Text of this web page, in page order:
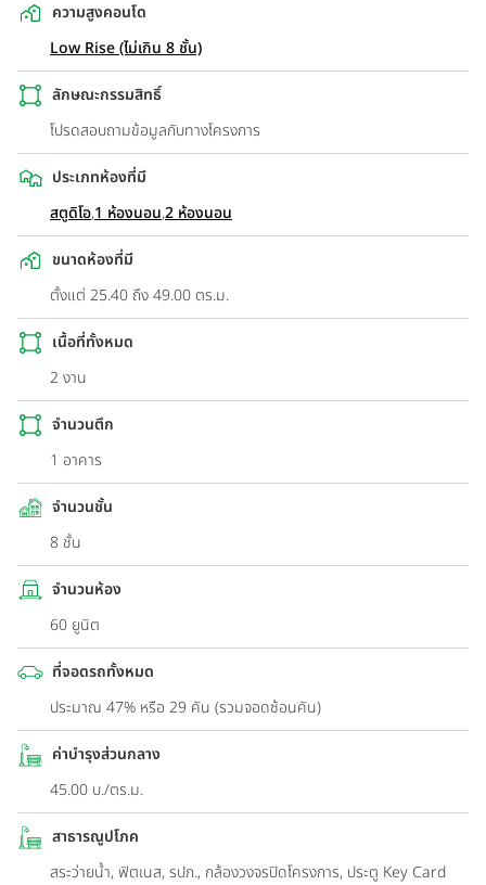
ความสูงคอนโด
Low Rise (ไม่เกิน 8 ชั้น)
ลักษณะกรรมสิทธิ์
โปรดสอบถามข้อมูลกับทางโครงการ
ประเภทห้องที่มี
สตูดิโอ,1 ห้องนอน,2 ห้องนอน
ขนาดห้องที่มี
ตั้งแต่ 25.40 ถึง 49.00 ตร.ม.
เนื้อที่ทั้งหมด
2 งาน
จำนวนตึก
1 อาคาร
จำนวนชั้น
8 ชั้น
จำนวนห้อง
60 ยูนิต
ที่จอดรถทั้งหมด
ประมาณ 47% หรือ 29 คัน (รวมจอดซ้อนคัน)
ค่าบำรุงส่วนกลาง
45.00 บ./ตร.ม.
สาธารณูปโภค
สระว่ายน้ำ, ฟิตเนส, รปภ., กล้องวงจรปิดโครงการ, ประตู Key Card